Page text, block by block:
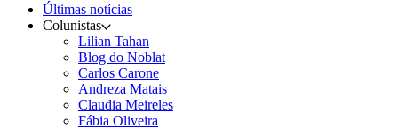
Últimas notícias
Colunistas
Lilian Tahan
Blog do Noblat
Carlos Carone
Andreza Matais
Claudia Meireles
Fábia Oliveira